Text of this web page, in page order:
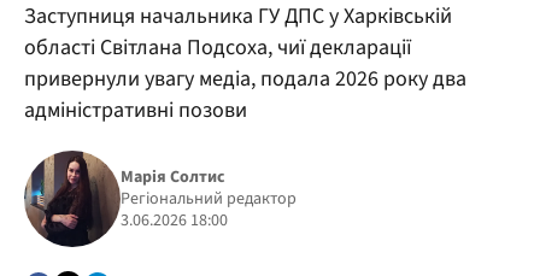
Політика
Заступниця начальника ГУ ДПС у Харківській
області Світлана Подсоха, чиї декларації
привернули увагу медіа, подала 2026 року два
адміністративні позови
Марія Солтис
Регіональний редактор
3.06.2026 18:00